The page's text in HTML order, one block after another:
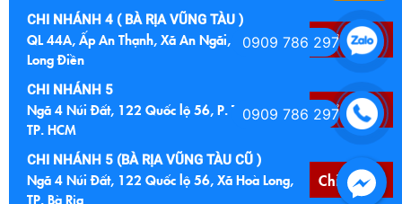
CHI NHÁNH 4 ( BÀ RỊA VŨNG TÀU )
QL 44A, Ấp An Thạnh, Xã An Ngãi, Huyện
Long Điền
Chỉ đường
CHI NHÁNH 5
Ngã 4 Núi Đất, 122 Quốc lộ 56, P. Tam Long,
TP. HCM
Chỉ đường
CHI NHÁNH 5 (BÀ RỊA VŨNG TÀU CŨ )
Ngã 4 Núi Đất, 122 Quốc lộ 56, Xã Hoà Long,
TP. Bà Rịa
Chỉ đường
0909 786 297
0909 786 297